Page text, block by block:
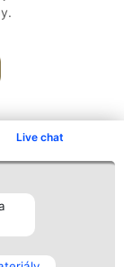
Live chat